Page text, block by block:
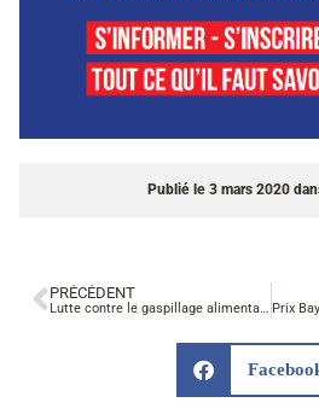
Publié le 3 mars 2020
PRÉCÉDENT
Lutte contre le gaspillage alimentaire